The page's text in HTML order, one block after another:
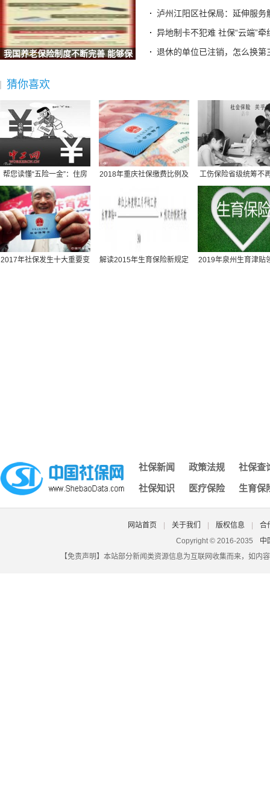
海南省社保中心提示：离退休人员需按期完成养老保险待遇资
全国人民代表大会常务委员会关于实施渐进式延迟法定退休年
梁建章建议按孩子数量发钱：每月3000元直至孩子18岁、家长
宜宾三江新区两家单位荣获“全国文明单位”称号
2025“社会保障卡惠享淄博行”消费满减活动启动 全场景扫码
德生科技：公司研发完成了社会保障卡加载数字人民币的技术
社保不够最低缴费年限怎么办？广东社保权威解答
社保并入税务,社保并入税务局缴纳是指什么意思
社保规定医疗保险买什么,社保规定医疗保险买什么险种
原公司倒闭社保怎么办,原公司倒闭社保怎么办理
北京最低社保缴费基数,北京最低社保缴费基数查询
同城社保转移需要提供什么材料,同城社保转移需要提供什么材
湖北丹江口市社保包含医疗,丹江口市医保报销比例
保险社保报销范围,社保 报销范围
苏州园区社保转到南京,苏州市区的社保怎样转到苏州园区
济南社保凭证,济南社保凭证怎么打印
深圳社保个人电脑号,深圳社保电脑号查询个人账户
北京社保登录密码原始密码是什么,北京社保的初始账号密码是
自由职业者交社保多少钱一个月,自由职业者一年交社保多少钱
湖北省潜江市社保查询,潜江市社会养老保险查询
我国养老保险制度不断完善 能够保
泸州江阳区社保局：延伸服务
异地制卡不犯难 社保“云端”牵
退休的单位已注销，怎么换
猜你喜欢
帮您读懂“五险一金”：住房
公积金保障住房（
2018年重庆社保缴费比例及
工伤保险省级统筹不
2017年社保发生十大重要变
解读2015年生育保险新规定
2019年泉州生育津贴
社保新闻 政策法规 社保查
社保知识 医疗保险 生育保
网站首页 关于我们 版权信息
合
Copyright © 2016-2035
中
【免责声明】本站部分新闻类资源信息为互联网收集而来，如